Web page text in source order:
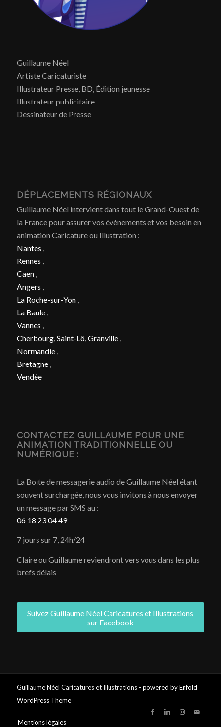
Guillaume Néel
Artiste Caricaturiste
Illustrateur Presse, BD, Édition jeunesse
Illustrateur publicitaire
Dessinateur de Presse
DÉPLACEMENTS RÉGIONAUX
Guillaume Néel intervient dans tout le Grand-Ouest de
la France pour assurer vos évènements et vos besoin en
animation Caricature ou Illustration :
Nantes
Rennes
Caen,
Angers
La Roche-sur-Yon,
La Baule,
Vannes
Cherbourg, Saint-Lô, Granville,
Normandie,
Bretagne,
Vendée
CONTACTEZ GUILLAUME POUR UNE
ANIMATION TRADITIONNELLE OU
NUMÉRIQUE :
La Boite de messagerie audio de Guillaume Néel étant
souvent surchargée, nous vous invitons à nous envoyer
un message par SMS au :
06 18 23 04 49
7 jours sur 7, 24h/24
Claire ou Guillaume reviendront vers vous dans les plus
brefs délais
Suivez Guillaume Néel Caricatures et Illustrations
sur Facebook
Guillaume Néel Caricatures et Illustrations - powered by Enfold
WordPress Theme
Mentions légales